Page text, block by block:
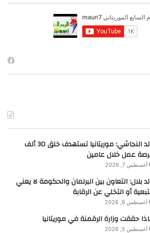
ن
:
ولد النجاشي: موريتانيا تستهدف خلق 30 ألف
عمل خلال عامين
أغسطس 7, 2026
بلال: التعاون بين البرلمان والحكومة لا يعني
أو التخلي عن الرقابة
أغسطس 6, 2026
حققت وزارة الرقمنة في موريتانيا
أغسطس 5, 2026